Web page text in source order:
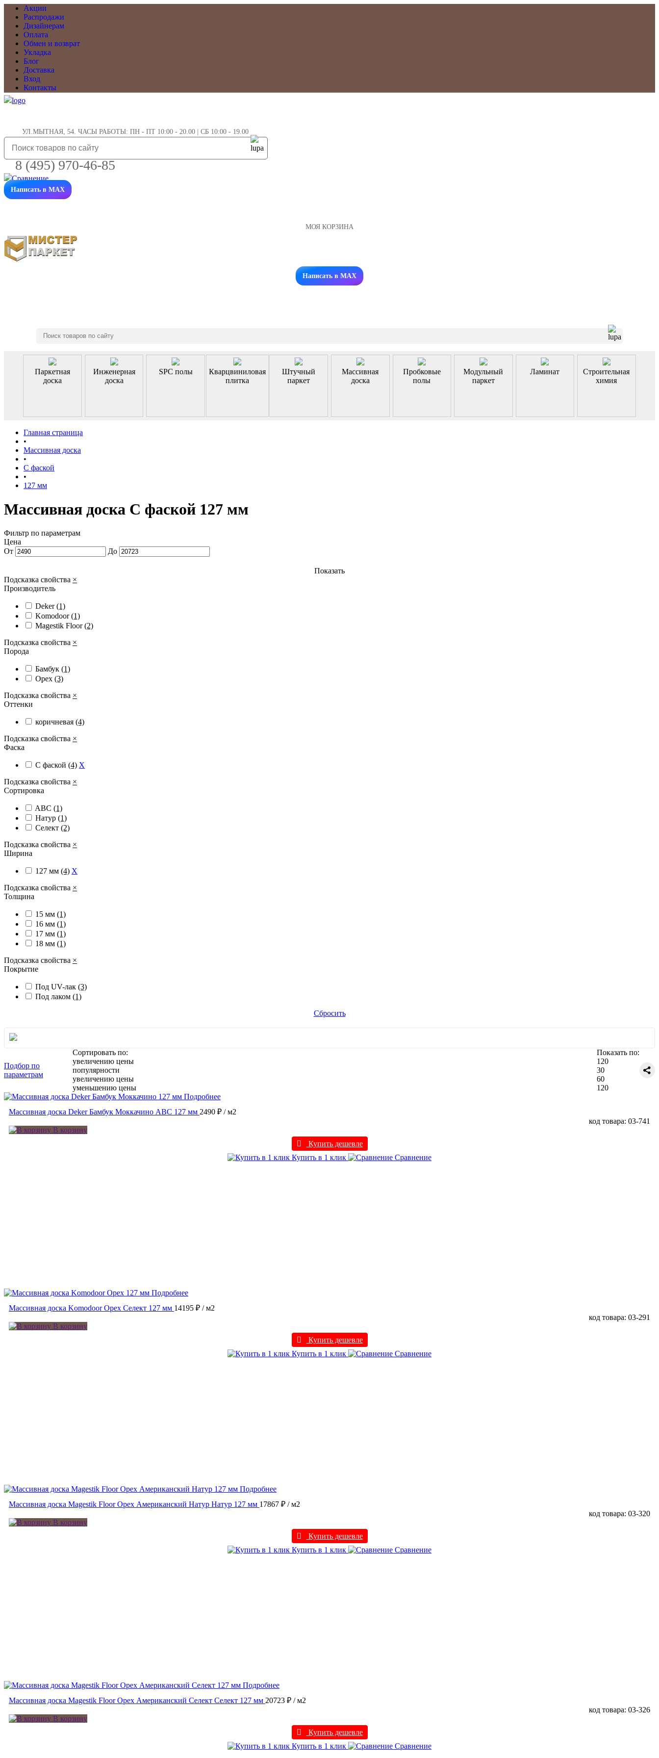
Акции
Распродажи
Дизайнерам
Оплата
Обмен и возврат
Укладка
Блог
Доставка
Вход
Контакты
УЛ.МЫТНАЯ, 54. ЧАСЫ РАБОТЫ: ПН - ПТ 10:00 - 20.00 | СБ 10:00 - 19.00
8 (495) 970-46-85
Написать в MAX
МОЯ КОРЗИНА
Заказать звонок
Написать в MAX
Паркетная
доска
Инженерная
доска
SPC полы
Кварцвиниловая
плитка
Штучный
паркет
Массивная
доска
Пробковые
полы
Модульный
паркет
Ламинат
Строительная
химия
Главная страница
•
Массивная доска
•
С фаской
•
127 мм
Массивная доска С фаской 127 мм
Фильтр по параметрам
Цена
От
До
Показать
Подсказка свойства ×
Производитель
Deker(1)
Komodoor(1)
Magestik Floor(2)
Подсказка свойства ×
Порода
Бамбук (1)
Орех (3)
Подсказка свойства ×
Оттенки
коричневая (4)
Подсказка свойства ×
Фаска
С фаской (4) X
Подсказка свойства ×
Сортировка
ABC (1)
Натур (1)
Селект (2)
Подсказка свойства ×
Ширина
127 мм (4) X
Подсказка свойства ×
Толщина
15 мм (1)
16 мм (1)
17 мм (1)
18 мм (1)
Подсказка свойства ×
Покрытие
Под UV-лак (3)
Под лаком (1)
Сбросить
Подбор по
параметрам
Сортировать по:
увеличению цены
популярности
увеличению цены
уменьшению цены
Показать по:
120
30
60
120
Подробнее
Массивная доска Deker Бамбук Моккачино ABC 127 мм 2490 ₽ / м2
код товара: 03-741
В корзину
Купить дешевле
Купить в 1 клик
Сравнение
Подробнее
Массивная доска Komodoor Орех Селект 127 мм 14195 ₽ / м2
код товара: 03-291
В корзину
Купить дешевле
Купить в 1 клик
Сравнение
Подробнее
Массивная доска Magestik Floor Орех Американский Натур Натур 127 мм 17867 ₽ / м2
код товара: 03-320
В корзину
Купить дешевле
Купить в 1 клик
Сравнение
Подробнее
Массивная доска Magestik Floor Орех Американский Селект Селект 127 мм 20723 ₽ / м2
код товара: 03-326
В корзину
Купить дешевле
Купить в 1 клик
Сравнение